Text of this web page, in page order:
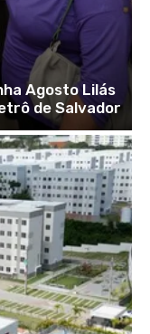
Agosto Lilás
de Salvador